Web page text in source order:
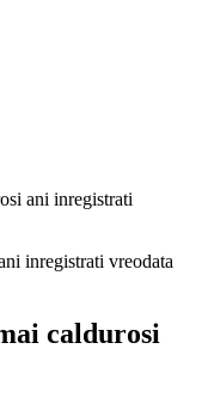
ani inregistrati
caldurosi